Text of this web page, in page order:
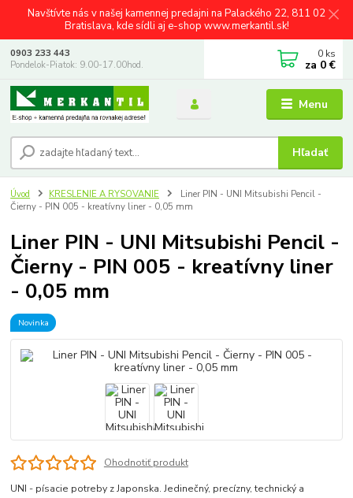
Navštívte nás v našej kamennej predajni na Palackého 22, 811 02
Bratislava, kde sídli aj e-shop www.merkantil.sk!
Menu
Hľadať
0903 233 443
Pondelok-Piatok: 9.00-17.00hod.
0 ks
za 0 €
Úvod KRESLENIE A RYSOVANIE
Liner PIN - UNI Mitsubishi Pencil -
Čierny - PIN 005 - kreatívny liner - 0,05 mm
Liner PIN - UNI Mitsubishi Pencil -
Čierny - PIN 005 - kreatívny liner
- 0,05 mm
Novinka
Ohodnotiť produkt
UNI - písacie potreby z Japonska. Jedinečný, precízny, technický a